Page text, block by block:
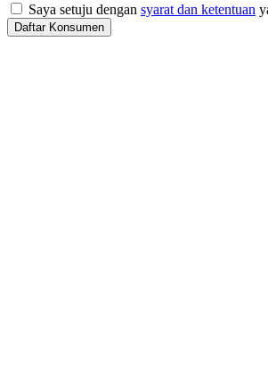
Saya setuju dengan syarat dan ketentuan
Daftar Konsumen